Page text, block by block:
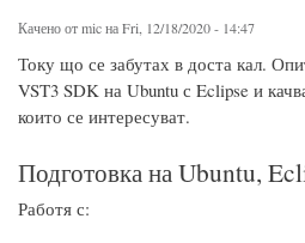
Качено отmicна Fri, 12/18/2020 - 14:47
Току що се забутах в доста кал.
VST3 SDK на Ubuntu с Eclipse и
които се интересуват.
Подготовка на Ubuntu,
Работя с: